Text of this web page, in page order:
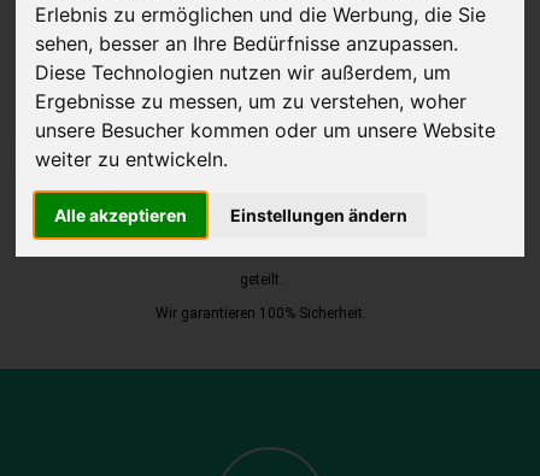
Erlebnis zu ermöglichen und die Werbung, die Sie
sehen, besser an Ihre Bedürfnisse anzupassen.
Diese Technologien nutzen wir außerdem, um
Ergebnisse zu messen, um zu verstehen, woher
unsere Besucher kommen oder um unsere Website
weiter zu entwickeln.
Alle akzeptieren Einstellungen ändern
JETZT KOSTENLOSE BEWERTUNG
Kostenloses Angebot
für den Ankauf Ihres Autos inklusive der
Abholung, auf Wunsch sofort Geld. Ihre Daten werden nicht mit Dritten
geteilt.
Wir garantieren 100% Sicherheit.